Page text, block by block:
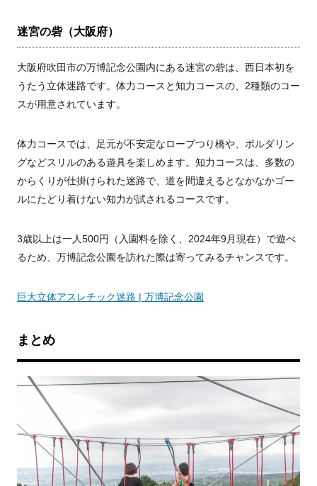
迷宮の砦（大阪府）
大阪府吹田市の万博記念公園内にある迷宮の砦は、西日本初を
うたう立体迷路です。体力コースと知力コースの、2種類のコー
スが用意されています。
体力コースでは、足元が不安定なロープつり橋や、ボルダリン
グなどスリルのある遊具を楽しめます。知力コースは、多数の
からくりが仕掛けられた迷路で、道を間違えるとなかなかゴー
ルにたどり着けない知力が試されるコースです。
3歳以上は一人500円（入園料を除く、2024年9月現在）で遊べ
るため、万博記念公園を訪れた際は寄ってみるチャンスです。
巨大立体アスレチック迷路 | 万博記念公園
まとめ